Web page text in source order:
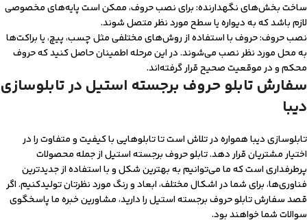
ساخت بخش‌های نگهدارنده: برای نصب حروف، ممکن است پایه‌های مخصوصی
لازم باشد که به دیواره یا سطح مورد نظر متصل شوند.
نصب حروف: حروف با استفاده از روش‌های مختلفی مثل چسب، پیچ، یا براکت‌ها
به محل مورد نظر نصب می‌شوند. در این مرحله اطمینان حاصل کنید که حروف
محکم و در موقعیت صحیح قرار گرفته‌اند.
سفارش تابلو حروف برجسته استیل در تابلوسازی
دیبا
تابلوسازی دیبا همواره در تلاش است تا تابلوهایی با کیفیت و متفاوت را در
اختیار مشتریان قرار دهد. تابلو حروف برجسته استیل از جمله محصولات
پرطرفداری است که ما می‌توانیم به بهترین شکل و با استفاده از جدیدترین
فناوری‌ها، برای شما در اشکال مختلف، ابعاد و رنگ مورد نظرتان تولید‌کنیم. اگر
قصد سفارش تابلو حروف برجسته استیل را دارید، مشاورین خبره ما پاسخگوی
سوالات شما خواهند بود.